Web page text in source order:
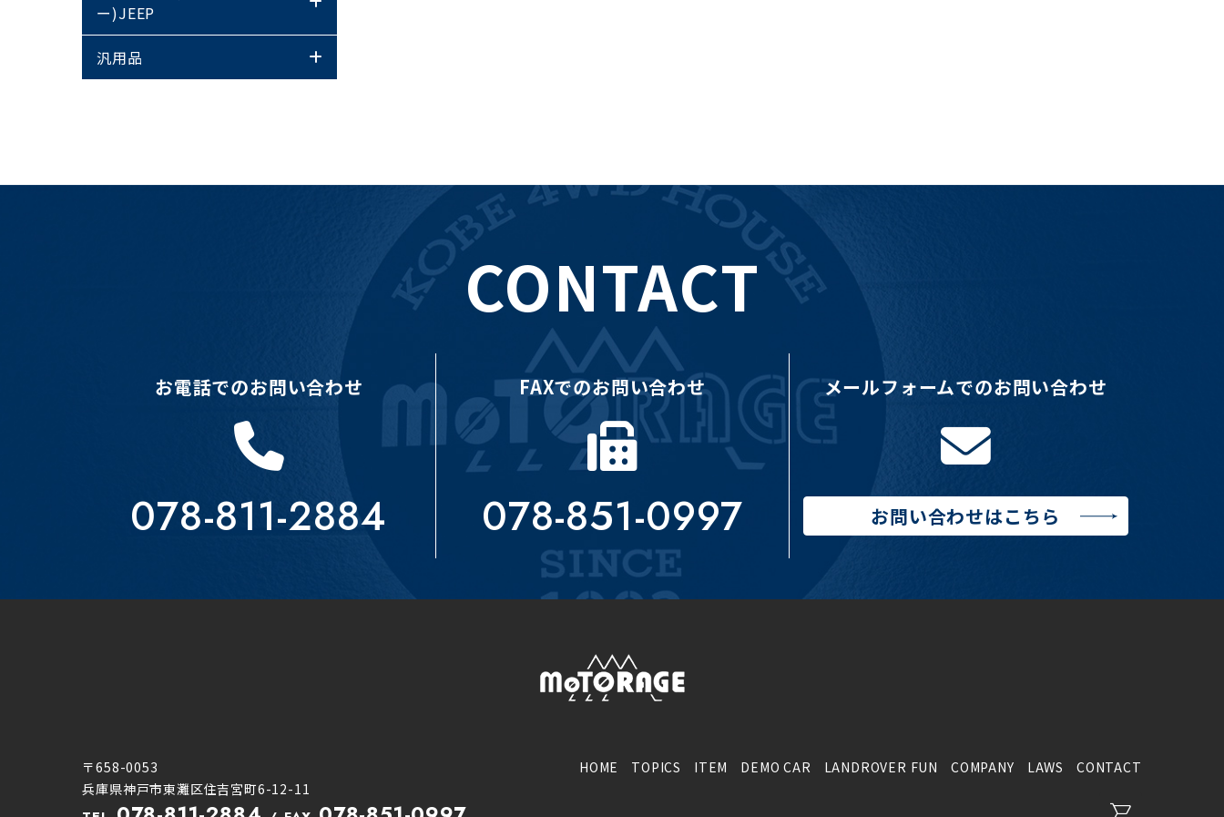
ー)JEEP
汎用品
CONTACT
お電話でのお問い合わせ
078-811-2884
FAXでのお問い合わせ
078-851-0997
メールフォームでのお問い合わせ
お問い合わせはこちら
〒658-0053
兵庫県神戸市東灘区住吉宮町6-12-11
HOME TOPICS ITEM DEMO CAR LANDROVER FUN COMPANY LAWS CONTACT